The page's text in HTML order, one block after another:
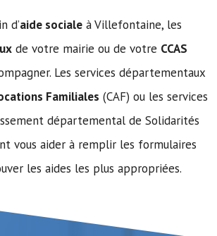
d’aide sociale à Villefontaine, les
de votre mairie ou de votre CCAS
Les services départementaux
Familiales (CAF) ou les services
départemental de Solidarités
vous aider à remplir les formulaires
les aides les plus appropriées.